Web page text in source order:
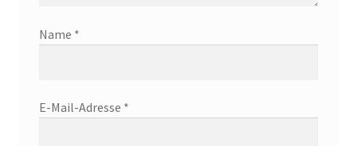
Name *
E-Mail-Adresse *